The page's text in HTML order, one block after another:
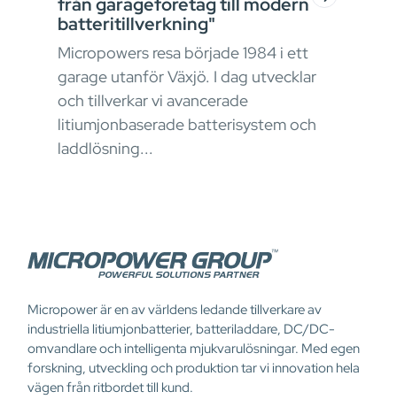
batteritillverkning"
Micropowers resa började 1984 i ett
garage utanför Växjö. I dag utvecklar
och tillverkar vi avancerade
litiumjonbaserade batterisystem och
laddlösning...
Micropower är en av världens ledande tillverkare av
industriella litiumjonbatterier, batteriladdare, DC/DC-
omvandlare och intelligenta mjukvarulösningar. Med egen
forskning, utveckling och produktion tar vi innovation hela
vägen från ritbordet till kund.